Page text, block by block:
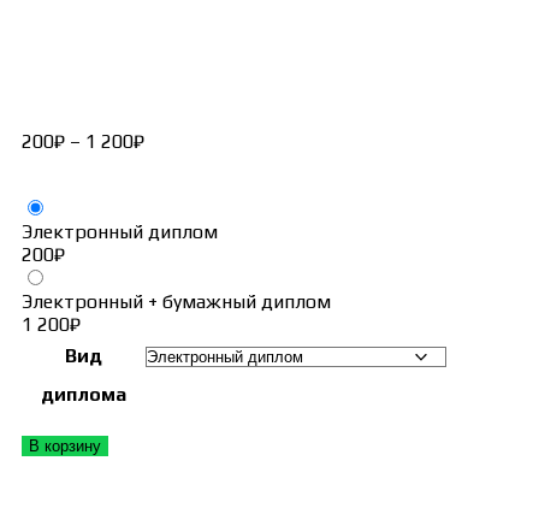
200₽ – 1 200₽
Электронный диплом
200₽
Электронный + бумажный диплом
1 200₽
Вид
диплома
В корзину